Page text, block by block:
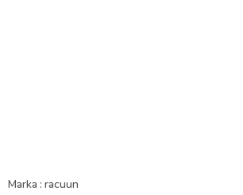
Marka : racuun